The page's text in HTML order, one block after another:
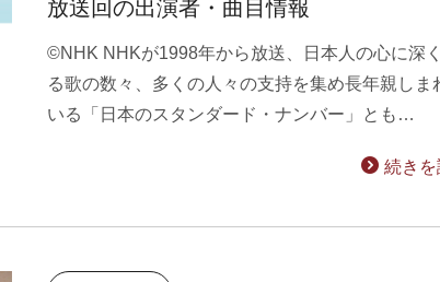
放送回の出演者・曲目情報
©NHK NHKが1998年から放送、日本人の心に深
る歌の数々、多くの人々の支持を集め長年親しま
いる「日本のスタンダード・ナンバー」とも…
続きを